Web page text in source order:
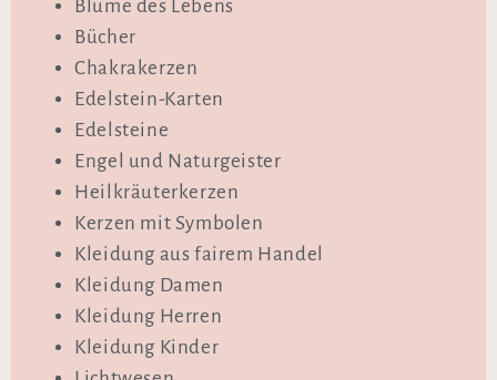
Blume des Lebens
Bücher
Chakrakerzen
Edelstein-Karten
Edelsteine
Engel und Naturgeister
Heilkräuterkerzen
Kerzen mit Symbolen
Kleidung aus fairem Handel
Kleidung Damen
Kleidung Herren
Kleidung Kinder